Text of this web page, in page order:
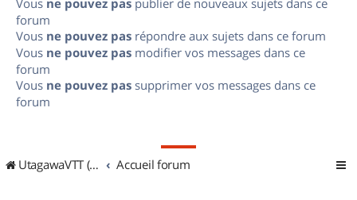
Vous ne pouvez pas publier de nouveaux sujets dans ce
forum
Vous ne pouvez pas répondre aux sujets dans ce forum
Vous ne pouvez pas modifier vos messages dans ce
forum
Vous ne pouvez pas supprimer vos messages dans ce
forum
UtagawaVTT (Randos VTT et VTTAE avec traces GPS) Accueil forum